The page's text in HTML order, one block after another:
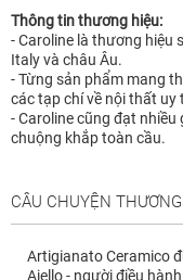
Thông tin thương hiệu:
- Caroline là thương hiệu
Italy và châu Âu.
- Từng sản phẩm mang
các tạp chí về nội thất uy
- Caroline cũng đạt
chuộng khắp toàn cầu.
CÂU CHUYỆN
Artigianato Ceramico
Aiello - người điều